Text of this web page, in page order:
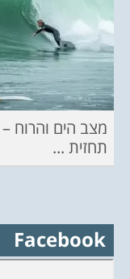
מצב הים והרוח –
תחזית ...
Facebook